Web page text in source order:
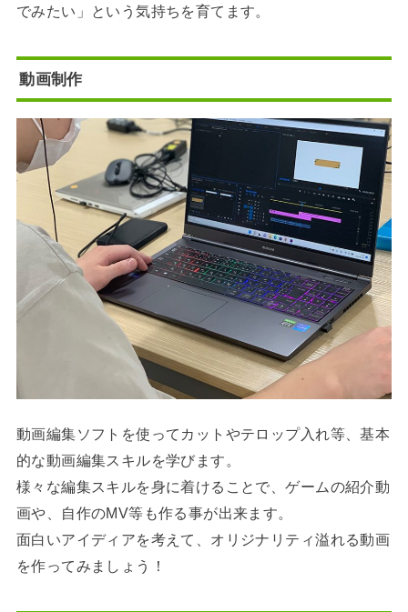
でみたい」という気持ちを育てます。
動画制作
動画編集ソフトを使ってカットやテロップ入れ等、基本
的な動画編集スキルを学びます。
様々な編集スキルを身に着けることで、ゲームの紹介動
画や、自作のMV等も作る事が出来ます。
面白いアイディアを考えて、オリジナリティ溢れる動画
を作ってみましょう！